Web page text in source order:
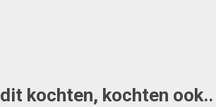
kochten, kochten ook..